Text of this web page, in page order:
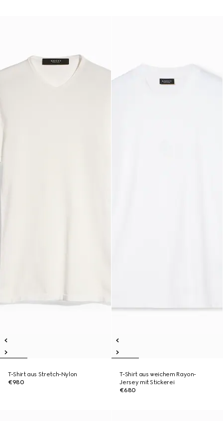
T-Shirt aus Stretch-Nylon
€980
T-Shirt aus weichem Rayon-
Jersey mit Stickerei
€680